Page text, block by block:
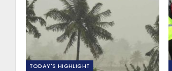
TODAY'S HIGHLIGHT